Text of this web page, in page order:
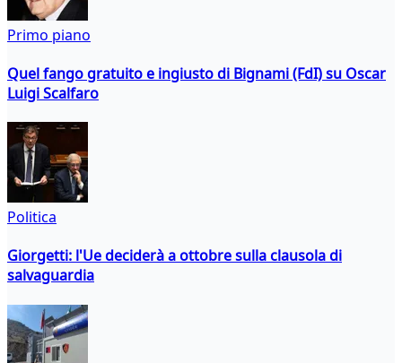
Primo piano
Quel fango gratuito e ingiusto di Bignami (FdI) su Oscar
Luigi Scalfaro
Politica
Giorgetti: l'Ue deciderà a ottobre sulla clausola di
salvaguardia